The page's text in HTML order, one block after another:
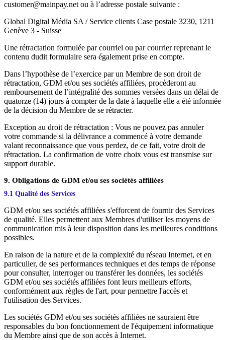
customer@mainpay.net ou à l’adresse postale suivante :
Global Digital Média SA / Service clients Case postale 3230, 1211
Genève 3 - Suisse
Une rétractation formulée par courriel ou par courrier reprenant le
contenu dudit formulaire sera également prise en compte.
Dans l’hypothèse de l’exercice par un Membre de son droit de
rétractation, GDM et/ou ses sociétés affiliées, procèderont au
remboursement de l’intégralité des sommes versées dans un délai de
quatorze (14) jours à compter de la date à laquelle elle a été informée
de la décision du Membre de se rétracter.
Exception au droit de rétractation : Vous ne pouvez pas annuler
votre commande si la délivrance a commencé à votre demande
valant reconnaissance que vous perdez, de ce fait, votre droit de
rétractation. La confirmation de votre choix vous est transmise sur
support durable.
9. Obligations de GDM et/ou ses sociétés affiliées
9.1 Qualité des Services
GDM et/ou ses sociétés affiliées s'efforcent de fournir des Services
de qualité. Elles permettent aux Membres d'utiliser les moyens de
communication mis à leur disposition dans les meilleures conditions
possibles.
En raison de la nature et de la complexité du réseau Internet, et en
particulier, de ses performances techniques et des temps de réponse
pour consulter, interroger ou transférer les données, les sociétés
GDM et/ou ses sociétés affiliées font leurs meilleurs efforts,
conformément aux règles de l'art, pour permettre l'accès et
l'utilisation des Services.
Les sociétés GDM et/ou ses sociétés affiliées ne sauraient être
responsables du bon fonctionnement de l'équipement informatique
du Membre ainsi que de son accès à Internet.